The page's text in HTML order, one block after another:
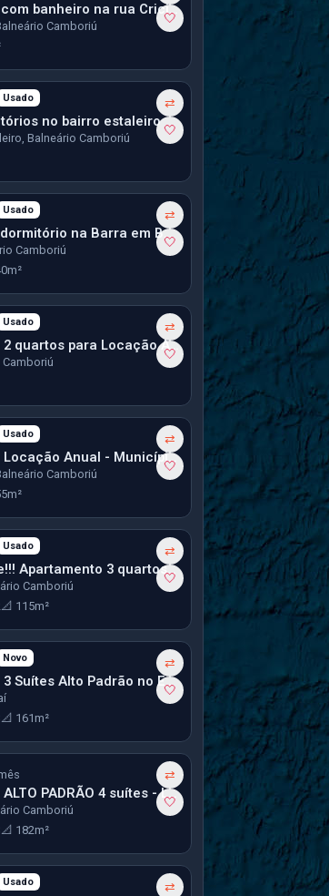
🤍
Kitnet studio com banheiro na rua Criciúma em B.C.
Camboriú
Usado
⇄
🤍
no bairro estaleiro
Balneário Camboriú
Usado
⇄
🤍
Kitnet com 1 dormitório na Barra em Balneário Camboriú
Camboriú
Usado
⇄
🤍
Apartamento 2 quartos para Locação Anual no bairro Rio Pequeno em Camboriú
Camboriú
Usado
⇄
🤍
Apartamento Locação Anual - Municípios
Camboriú
Usado
⇄
🤍
Oportunidade!!! Apartamento 3 quartos Vista Mar no Centro de Balneário Camboriú
Camboriú
📐 115m²
Novo
⇄
🤍
Apartamento 3 Suítes Alto Padrão no Edifício Exclusive Residence
📐 161m²
⇄
🤍
Apartamento ALTO PADRÃO 4 suítes - Locação Anual no Centro em Balneário Camboriú
Camboriú
📐 182m²
Usado
⇄